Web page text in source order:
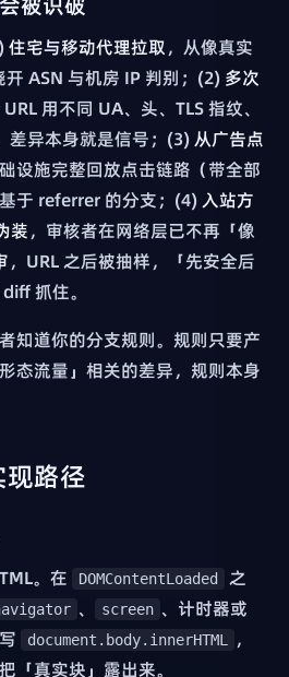
住宅与移动代理拉取，从像真实
ASN 与机房 IP 判别；(2) 多次
用不同 UA、头、TLS 指纹、
差异本身就是信号；(3)从广告点
设施完整回放点击链路（带全部
于 referrer 的分支；(4) 入站方
装，审核者在网络层已不再「像
，URL 之后被抽样，「先安全后
抓住。
知道你的分支规则。规则只要产
态流量」相关的差异，规则本身
路径
。在 DOMContentLoaded
之
、 screen 、计时器或
document.body.innerHTML
，
「真实块」露出来。